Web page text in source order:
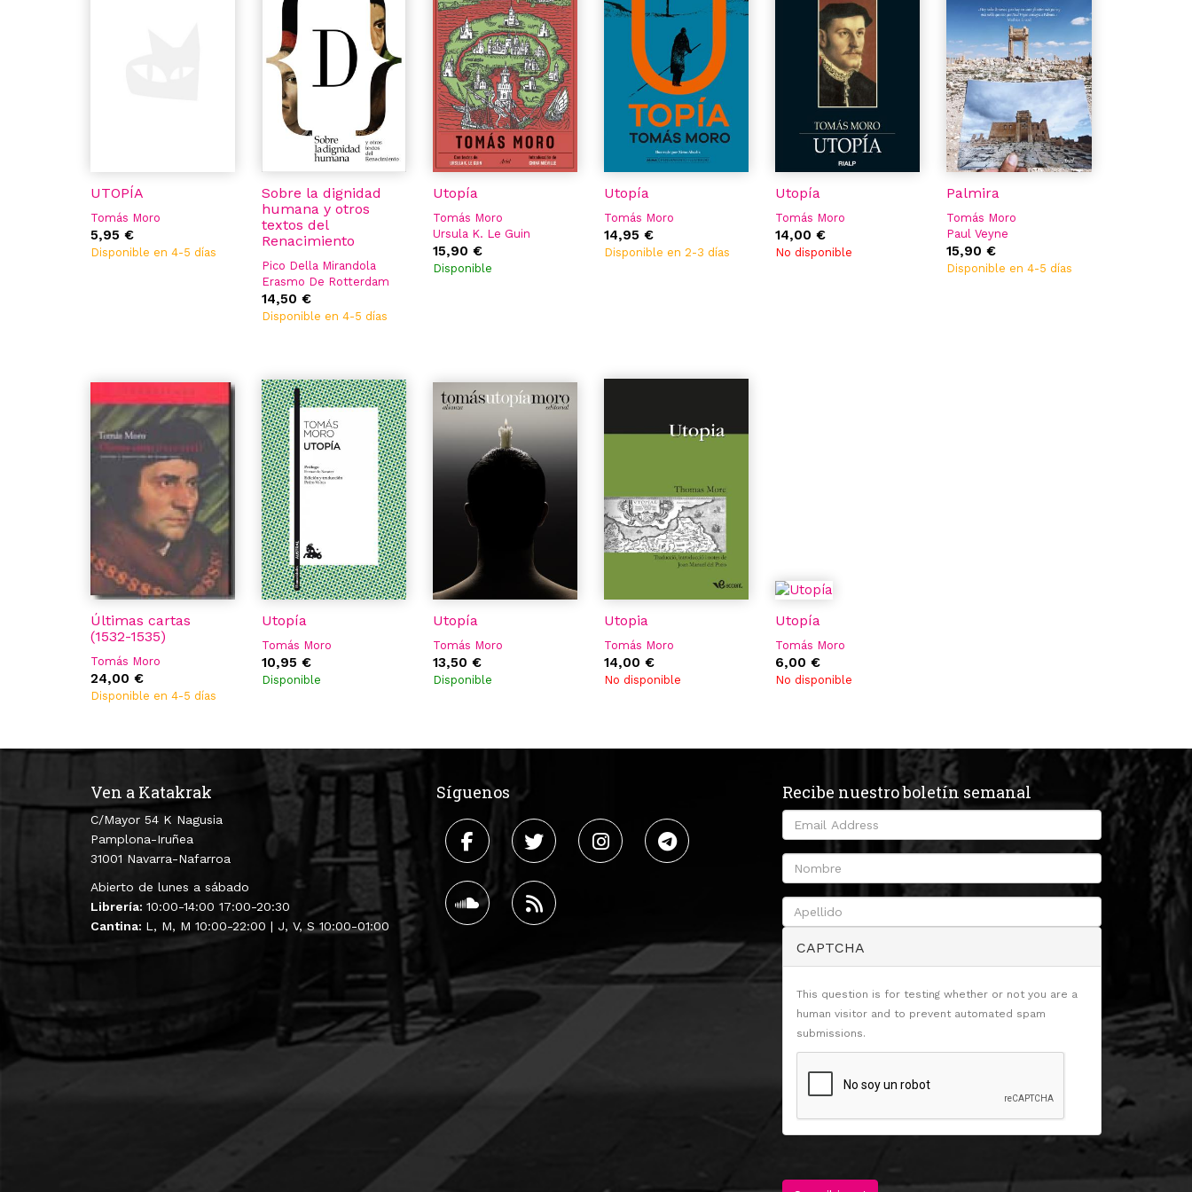
UTOPÍA
Tomás Moro
5,95 €
Disponible en 4-5 días
Sobre la dignidad
humana y otros
textos del
Renacimiento
Pico Della Mirandola
Erasmo De Rotterdam
Tomás Moro
Nicolas Maquiavelo
14,50 €
Disponible en 4-5 días
Utopía
Tomás Moro
Ursula K. Le Guin
15,90 €
Disponible
Utopía
Tomás Moro
14,95 €
Disponible en 2-3 días
Utopía
Tomás Moro
14,00 €
No disponible
Palmira
Tomás Moro
Paul Veyne
15,90 €
Disponible en 4-5 días
Últimas cartas
(1532-1535)
Tomás Moro
24,00 €
Disponible en 4-5 días
Utopía
Tomás Moro
10,95 €
Disponible
Utopía
Tomás Moro
13,50 €
Disponible
Utopia
Tomás Moro
14,00 €
No disponible
Utopía
Tomás Moro
6,00 €
No disponible
Ven a Katakrak
C/Mayor 54 K Nagusia
Pamplona-Iruñea
31001 Navarra-Nafarroa
Abierto de lunes a sábado
Librería: 10:00-14:00 17:00-20:30
Cantina: L, M, M 10:00-22:00 | J, V, S 10:00-01:00
Síguenos Recibe nuestro boletín semanal
CAPTCHA
This question is for testing whether or not you are a
human visitor and to prevent automated spam
submissions.